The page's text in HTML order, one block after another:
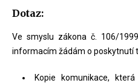
Dotaz:
Ve smyslu zákona č. 106/
informacím žádám o poskytnutí
Kopie komunikace,